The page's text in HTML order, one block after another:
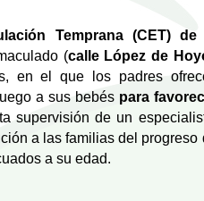
Temprana (CET) de
(calle López de
en el que los padres
a sus bebés para
supervisión de un
a las familias del progreso
a su edad.